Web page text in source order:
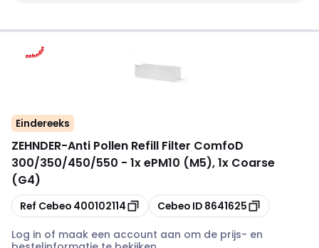
Eindereeks
ZEHNDER-Anti Pollen Refill Filter ComfoD
300/350/450/550 - 1x ePM10 (M5), 1x Coarse
(G4)
Kopiëren
Ref Cebeo 400102114 Kopiëren
Cebeo ID 8641625
Log in of maak een account aan om de prijs- en